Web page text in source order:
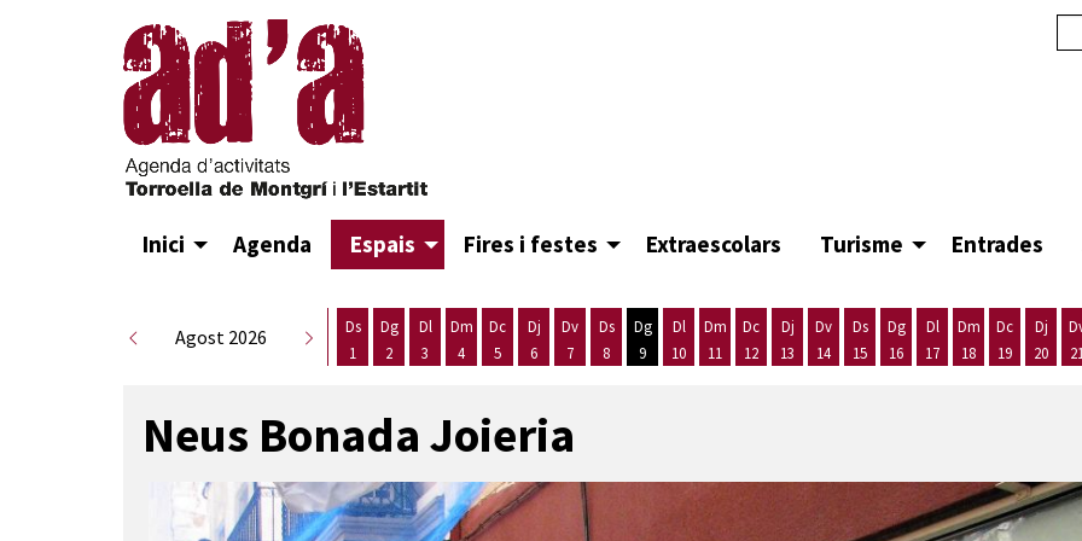
Inici Agenda Espais Fires i festes Extraescolars Turisme Entrades
Agost 2026
Ds
1
Dg
2
Dl
3
Dm
4
Dc
5
Dj
6
Dv
7
Ds
8
Dg
9
Dl
10
Dm
11
Dc
12
Dj
13
Dv
14
Ds
15
Dg
16
Dl
17
Dm
18
Dc
19
Dj
20
Neus Bonada Joieria